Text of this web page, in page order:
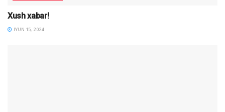
Xush xabar!
IYUN 15, 2024